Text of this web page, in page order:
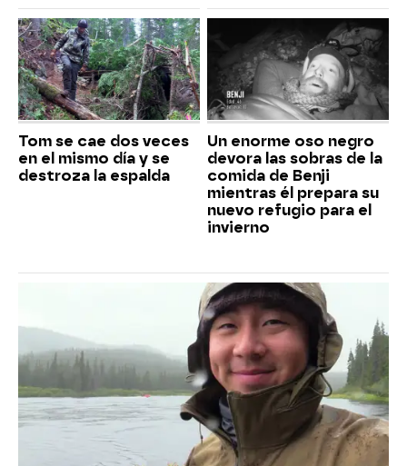
Tom se cae dos veces
en el mismo día y se
destroza la espalda
Un enorme oso negro
devora las sobras de la
comida de Benji
mientras él prepara su
nuevo refugio para el
invierno